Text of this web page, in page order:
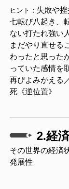
ヒント： 失敗や
七転び八起き、
ない打たれ強い
まだやり直せる
わったと思った
っていた感情を
再びよみがえる
死《逆位置》
2.経済
その世界の経済
発展性